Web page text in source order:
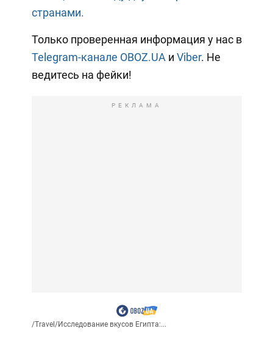
странами.
Только проверенная информация у нас в
Telegram-канале OBOZ.UA и Viber. Не
ведитесь на фейки!
РЕКЛАМА
/Travel/Исследование вкусов Египта:...